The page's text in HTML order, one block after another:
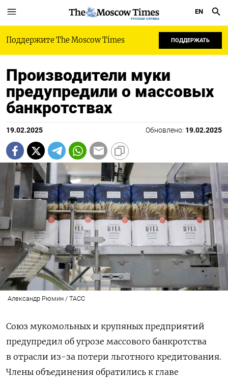
РУССКАЯ СЛУЖБА
EN
Поддержите The Moscow Times ПОДДЕРЖАТЬ
Производители муки
предупредили о массовых
банкротствах
19.02.2025 Обновлено: 19.02.2025
Александр Рюмин / ТАСС
Союз мукомольных и крупяных предприятий
предупредил об угрозе массового банкротства
в отрасли из-за потери льготного кредитования.
Члены объединения обратились к главе